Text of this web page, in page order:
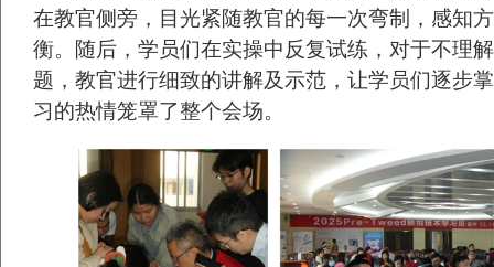
在教官侧旁，目光紧随教官的每一次弯制，感知
衡。随后，学员们在实操中反复试练，对于不理
题，教官进行细致的讲解及示范，让学员们逐步
习的热情笼罩了整个会场。